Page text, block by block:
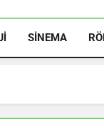
SINEMA